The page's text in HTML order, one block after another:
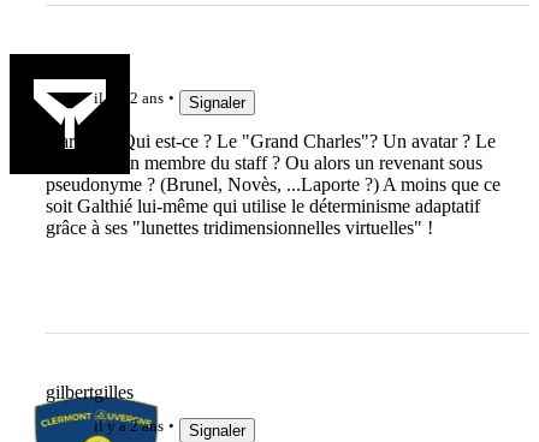
il y a 2 ans Signaler
Darwin ? Qui est-ce ? Le "Grand Charles"? Un avatar ? Le
surnom d'un membre du staff ? Ou alors un revenant sous
pseudonyme ? (Brunel, Novès, ...Laporte ?) A moins que ce
soit Galthié lui-même qui utilise le déterminisme adaptatif
grâce à ses "lunettes tridimensionnelles virtuelles" !
gilbertgilles
il y a 2 ans Signaler